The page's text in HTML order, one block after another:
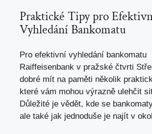
Praktické Tipy pro
Vyhledání Bankomatu
Pro efektivní vyhledání bankomatu
Raiffeisenbank v pražské čtvrti
dobré mít na paměti několik
které vám mohou výrazně ulehčit
Důležité je vědět, kde se
ale také jak jednoduše je najít v